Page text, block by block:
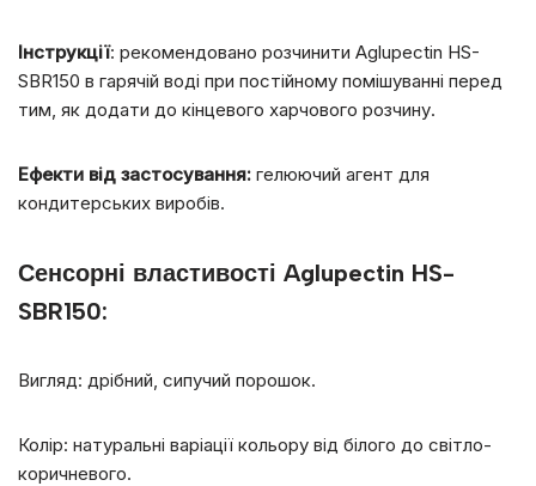
Інструкції: рекомендовано розчинити Aglupectin HS-
SBR150 в гарячій воді при постійному помішуванні перед
тим, як додати до кінцевого харчового розчину.
Ефекти від застосування: гелюючий агент для
кондитерських виробів.
Сенсорні властивості Aglupectin HS-
SBR150:
Вигляд: дрібний, сипучий порошок.
Колір: натуральні варіації кольору від білого до світло-
коричневого.